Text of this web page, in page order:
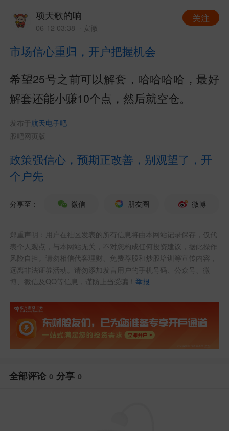
项天歌的响
06-12 03:38 · 安徽
关注
市场信心重归，开户把握机会
希望25号之前可以解套，哈哈哈哈，最好
解套还能小赚10个点，然后就空仓。
发布于 航天电子吧
股吧网页版
政策强信心，预期正改善，别观望了，开
个户先
分享至： 微信 朋友圈 微博
郑重声明：用户在社区发表的所有信息将由本网站记录保存，仅代
表个人观点，与本网站无关，不对您构成任何投资建议，据此操作
风险自担。请勿相信代客理财、免费荐股和炒股培训等宣传内容，
远离非法证券活动。请勿添加发言用户的手机号码、公众号、微
博、微信及QQ等信息，谨防上当受骗！举报
全部评论 0 分享 0